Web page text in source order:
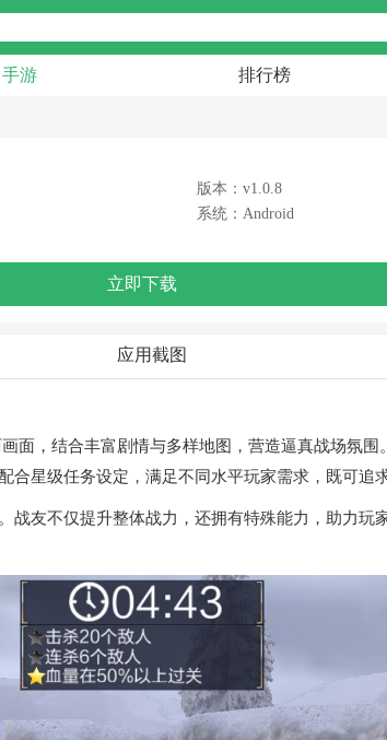
手游 排行榜
版本：v1.0.8
系统：Android
立即下载
应用截图
面，结合丰富剧情与多样地图，营造逼真战场氛
合星级任务设定，满足不同水平玩家需求，既可追
友不仅提升整体战力，还拥有特殊能力，助力